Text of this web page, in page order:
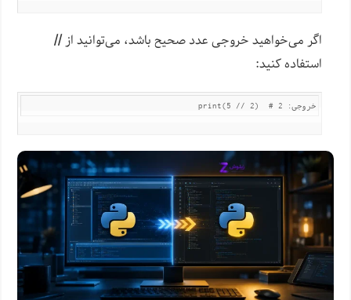
اگر می‌خواهید خروجی عدد صحیح باشد، می‌توانید از//
استفاده کنید:
print(5 // 2)  # خروجی: 2